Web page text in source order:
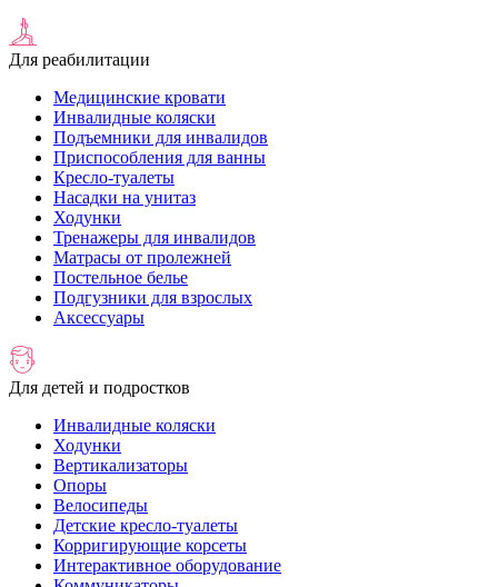
Для реабилитации
Медицинские кровати
Инвалидные коляски
Подъемники для инвалидов
Приспособления для ванны
Кресло-туалеты
Насадки на унитаз
Ходунки
Тренажеры для инвалидов
Матрасы от пролежней
Постельное белье
Подгузники для взрослых
Аксессуары
Для детей и подростков
Инвалидные коляски
Ходунки
Вертикализаторы
Опоры
Велосипеды
Детские кресло-туалеты
Корригирующие корсеты
Интерактивное оборудование